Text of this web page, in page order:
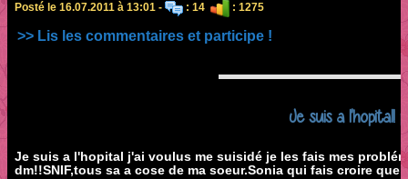
Posté le 16.07.2011 à 13:01 - : 14 : 1275
>> Lis les commentaires et participe !
Je suis a l'hopital!
Je suis a l'hopital j'ai voulus me suisidé je les fais mes
dm!!SNIF,tous sa a cose de ma soeur.Sonia qui fais croire